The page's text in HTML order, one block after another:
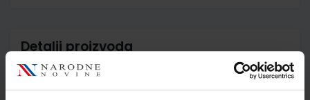
Detalji proizvoda
Šifra proizvoda
Jedinična mjera
mill